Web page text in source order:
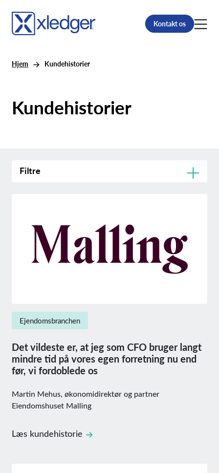
Kontakt os
Hjem Kundehistorier
Kundehistorier
Filtre
Ejendomsbranchen
Det vildeste er, at jeg som CFO bruger langt
mindre tid på vores egen forretning nu end
før, vi fordoblede os
Martin Mehus, økonomidirektør og partner
Eiendomshuset Malling
Læs kundehistorie